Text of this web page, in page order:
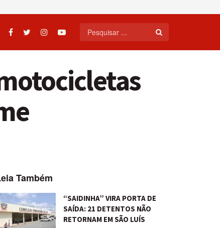
Também
“SAIDINHA” VIRA PORTA DE
SAÍDA: 21 DETENTOS NÃO
RETORNAM EM SÃO LUÍS